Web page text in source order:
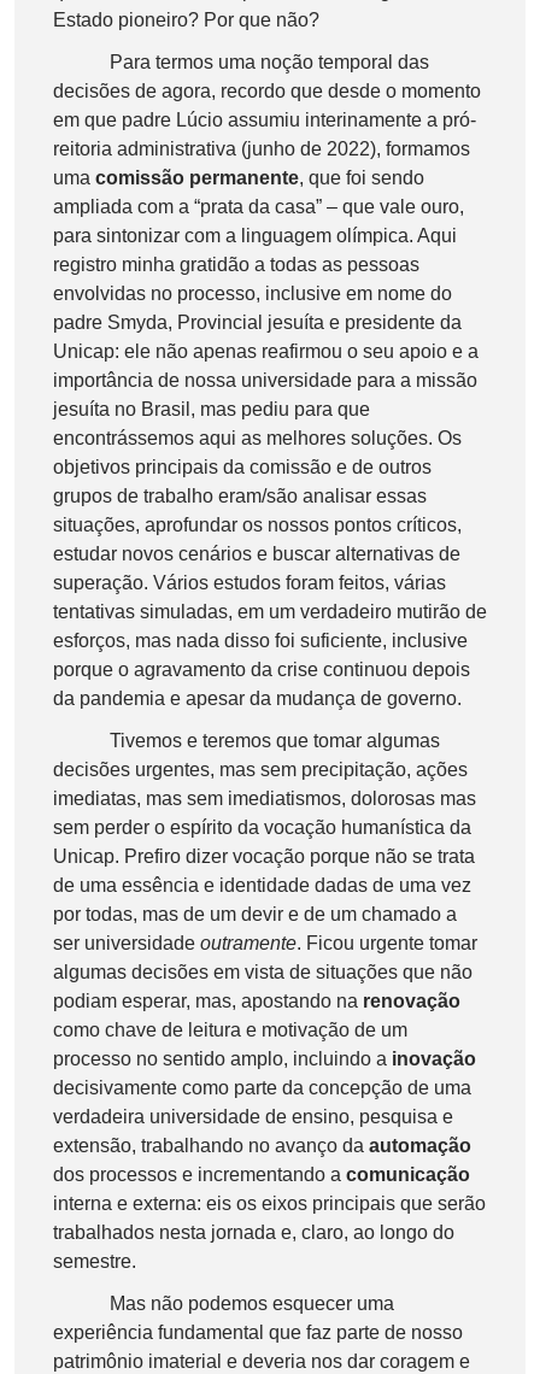
Estado pioneiro? Por que não?
Para termos uma noção temporal das
decisões de agora, recordo que desde o momento
em que padre Lúcio assumiu interinamente a pró-
reitoria administrativa (junho de 2022), formamos
uma comissão permanente, que foi sendo
ampliada com a “prata da casa” – que vale ouro,
para sintonizar com a linguagem olímpica. Aqui
registro minha gratidão a todas as pessoas
envolvidas no processo, inclusive em nome do
padre Smyda, Provincial jesuíta e presidente da
Unicap: ele não apenas reafirmou o seu apoio e a
importância de nossa universidade para a missão
jesuíta no Brasil, mas pediu para que
encontrássemos aqui as melhores soluções. Os
objetivos principais da comissão e de outros
grupos de trabalho eram/são analisar essas
situações, aprofundar os nossos pontos críticos,
estudar novos cenários e buscar alternativas de
superação. Vários estudos foram feitos, várias
tentativas simuladas, em um verdadeiro mutirão de
esforços, mas nada disso foi suficiente, inclusive
porque o agravamento da crise continuou depois
da pandemia e apesar da mudança de governo.
Tivemos e teremos que tomar algumas
decisões urgentes, mas sem precipitação, ações
imediatas, mas sem imediatismos, dolorosas mas
sem perder o espírito da vocação humanística da
Unicap. Prefiro dizer vocação porque não se trata
de uma essência e identidade dadas de uma vez
por todas, mas de um devir e de um chamado a
ser universidade outramente. Ficou urgente tomar
algumas decisões em vista de situações que não
podiam esperar, mas, apostando na renovação
como chave de leitura e motivação de um
processo no sentido amplo, incluindo a inovação
decisivamente como parte da concepção de uma
verdadeira universidade de ensino, pesquisa e
extensão, trabalhando no avanço da automação
dos processos e incrementando a comunicação
interna e externa: eis os eixos principais que serão
trabalhados nesta jornada e, claro, ao longo do
semestre.
Mas não podemos esquecer uma
experiência fundamental que faz parte de nosso
patrimônio imaterial e deveria nos dar coragem e